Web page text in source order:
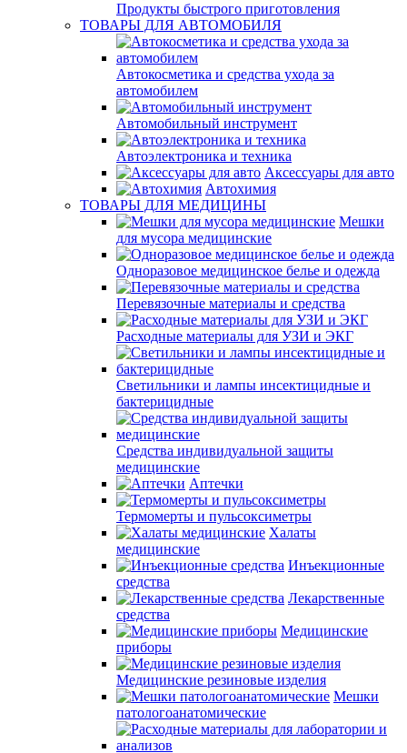
Продукты быстрого приготовления
ТОВАРЫ ДЛЯ АВТОМОБИЛЯ
Автокосметика и средства ухода за
автомобилем
Автомобильный инструмент
Автоэлектроника и техника
Аксессуары для авто
Автохимия
ТОВАРЫ ДЛЯ МЕДИЦИНЫ
Мешки
для мусора медицинские
Одноразовое медицинское белье и одежда
Перевязочные материалы и средства
Расходные материалы для УЗИ и ЭКГ
Светильники и лампы инсектицидные и
бактерицидные
Средства индивидуальной защиты
медицинские
Аптечки
Термомерты и пульсоксиметры
Халаты
медицинские
Инъекционные
средства
Лекарственные
средства
Медицинские
приборы
Медицинские резиновые изделия
Мешки
патологоанатомические